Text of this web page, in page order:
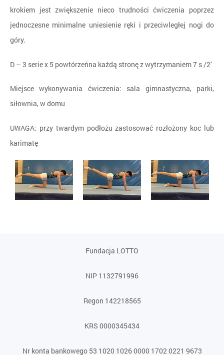
krokiem jest zwiększenie nieco trudności ćwiczenia poprzez
jednoczesne minimalne uniesienie ręki i przeciwległej nogi do
góry.
D – 3 serie x 5 powtórzeńna każdą stronę z wytrzymaniem 7 s /2’
Miejsce wykonywania ćwiczenia: sala gimnastyczna, parki,
siłownia, w domu
UWAGA: przy twardym podłożu zastosować rozłożony koc lub
karimatę
Fundacja LOTTO
NIP 1132791996
Regon 142218565
KRS 0000345434
Nr konta bankowego 53 1020 1026 0000 1702 0221 9673